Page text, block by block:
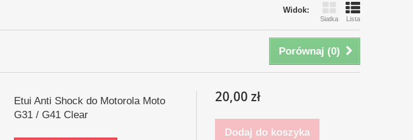
Widok:
Siatka Lista
Porównaj (0)
Etui Anti Shock do Motorola Moto
G31 / G41 Clear
20,00 zł
Dodaj do koszyka